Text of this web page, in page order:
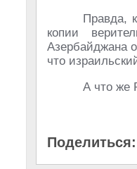
Правда,
копии
Азербайджана
что
А что же
Поделиться: